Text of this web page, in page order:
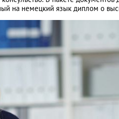
на немецкий язык диплом о